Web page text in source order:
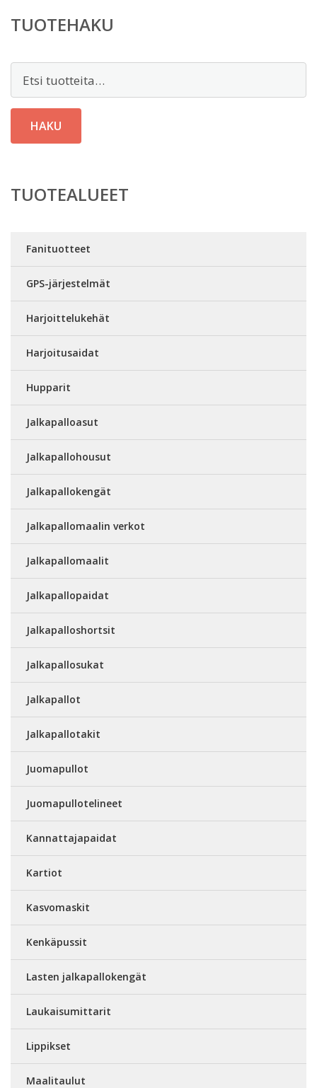
TUOTEHAKU
HAKU
TUOTEALUEET
Fanituotteet
GPS-järjestelmät
Harjoittelukehät
Harjoitusaidat
Hupparit
Jalkapalloasut
Jalkapallohousut
Jalkapallokengät
Jalkapallomaalin verkot
Jalkapallomaalit
Jalkapallopaidat
Jalkapalloshortsit
Jalkapallosukat
Jalkapallot
Jalkapallotakit
Juomapullot
Juomapullotelineet
Kannattajapaidat
Kartiot
Kasvomaskit
Kenkäpussit
Lasten jalkapallokengät
Laukaisumittarit
Lippikset
Maalitaulut